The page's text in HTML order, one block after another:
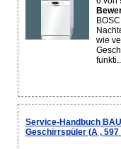
wie
Service-Handbuch
Geschirrspüler (A , 597